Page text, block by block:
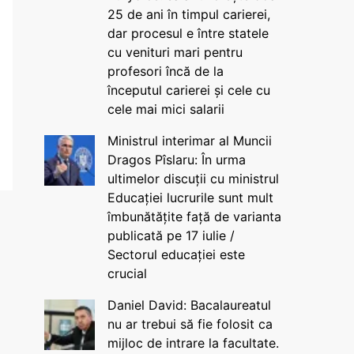
25 de ani în timpul carierei,
dar procesul e între statele
cu venituri mari pentru
profesori încă de la
începutul carierei și cele cu
cele mai mici salarii
Ministrul interimar al Muncii
Dragos Pîslaru: În urma
ultimelor discuții cu ministrul
Educației lucrurile sunt mult
îmbunătățite față de varianta
publicată pe 17 iulie /
Sectorul educației este
crucial
Daniel David: Bacalaureatul
nu ar trebui să fie folosit ca
mijloc de intrare la facultate.